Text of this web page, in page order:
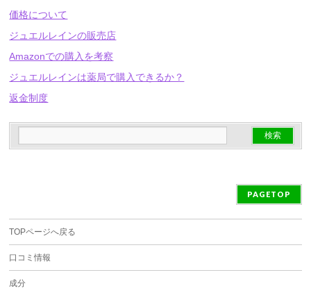
価格について
ジュエルレインの販売店
Amazonでの購入を考察
ジュエルレインは薬局で購入できるか？
返金制度
PAGETOP
TOPページへ戻る
口コミ情報
成分